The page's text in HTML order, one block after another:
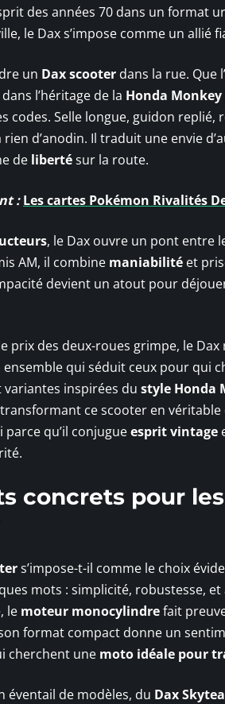
des années 70 dans un format
le Dax s’impose comme un
un Dax scooter dans la rue. Que
l’héritage de la Honda Monkey
codes. Selle longue, guidon
rien d’anodin. Il traduit une envie
de libertésur la route.
: Les cartes Pokémon Rivalités
, le Dax ouvre un pont entre
AM, il combine maniabilité et
devient un atout pour
prix des deux-roues grimpe, le
ensemble qui séduit ceux pour qui
variantes inspirées du style Honda
ce scooter en
parce qu’il conjugueesprit vintage
concrets pour
s’impose-t-il comme le choix
mots : simplicité, robustesse,
le moteur monocylindrefait
format compact donne un
cherchent une moto idéale pour
éventail de modèles, du Dax